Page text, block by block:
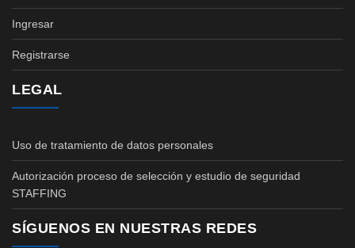
Ingresar
Registrarse
LEGAL
Uso de tratamiento de datos personales
Autorización proceso de selección y estudio de seguridad
STAFFING
SÍGUENOS EN NUESTRAS REDES